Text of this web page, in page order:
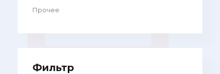
Прочее
Фильтр